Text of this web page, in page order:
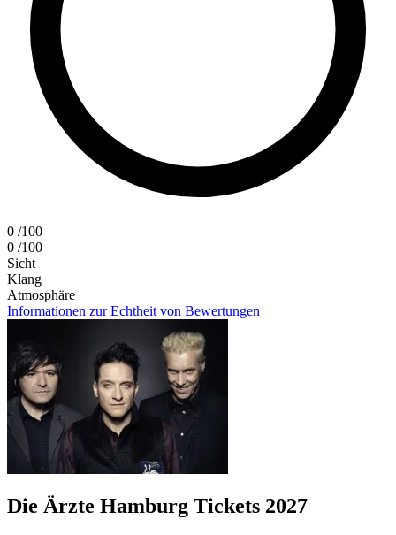
0 /100
0 /100
Sicht
Klang
Atmosphäre
Informationen zur Echtheit von Bewertungen
Die Ärzte Hamburg Tickets 2027